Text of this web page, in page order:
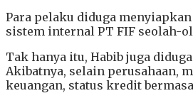
Para pelaku diduga
sistem internal PT FIF seolah-
Tak hanya itu, Habib juga
Akibatnya, selain perusahaan,
keuangan, status kredit